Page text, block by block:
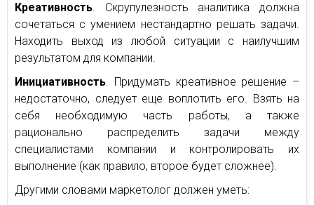
Креативность. Скрупулезность аналитика должна
сочетаться с умением нестандартно решать задачи.
Находить выход из любой ситуации с наилучшим
результатом для компании.
Инициативность. Придумать креативное решение –
недостаточно, следует еще воплотить его. Взять на
себя необходимую часть работы, а также
рационально распределить задачи между
специалистами компании и контролировать их
выполнение (как правило, второе будет сложнее).
Другими словами маркетолог должен уметь: